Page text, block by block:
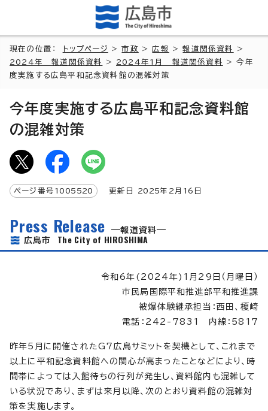
現在の位置： トップページ >市政 >広報 >報道関係資料
>
2024年 報道関係資料
> 2024年1月 報道関係資料
> 今年
度実施する広島平和記念資料館の混雑対策
今年度実施する広島平和記念資料館
の混雑対策
ページ番号 1005520 更新日 2025年2月 16 日
Press Release
報道資料
広島市 The City of HIROSHIMA
令和6年(2024年)1月29日（月曜日）
市民局国際平和推進部平和推進課
被爆体験継承担当：西田、榎崎
電話：242-7831 内線：5817
昨年5月に開催されたG7広島サミットを契機として、これまで
以上に平和記念資料館への関心が高まったことなどにより、時
間帯によっては入館待ちの行列が発生し、資料館内も混雑して
いる状況であり、まずは来月以降、次のとおり資料館の混雑対
策を実施します。